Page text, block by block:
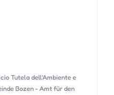
Tutela dell'Ambiente e
Bozen - Amt für den